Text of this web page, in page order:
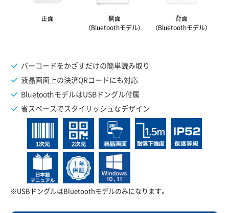
正面
側面
（Bluetoothモデル）
背面
（Bluetoothモデル）
バーコードをかざすだけの簡単読み取り
液晶画面上の決済QRコードにも対応
BluetoothモデルはUSBドングル付属
省スペースでスタイリッシュなデザイン
※USBドングルはBluetoothモデルのみになります。